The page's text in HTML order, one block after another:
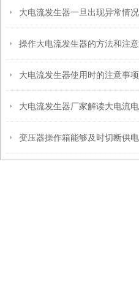
大电流发生器使用时的注意事项